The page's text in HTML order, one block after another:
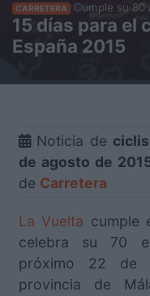
CARRETERA Cumple su 80
15 días para el
España 2015
Noticia de
de agosto de
de Carretera
La Vuelta cumple
celebra su 70
próximo 22 de
provincia de